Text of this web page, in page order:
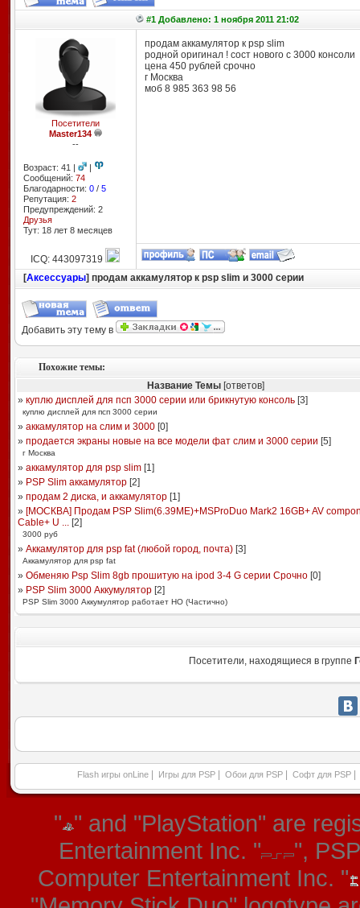
#1 Добавлено: 1 ноября 2011 21:02
Посетители
Master134
--
Возраст: 41 |
|
Сообщений: 74
Благодарности: 0/ 5
Репутация: 2
Предупреждений: 2
Друзья
Тут: 18 лет 8 месяцев
продам аккамулятор к psp slim
родной оригинал ! сост нового с 3000 консоли
цена 450 рублей срочно
г Москва
моб 8 985 363 98 56
ICQ: 443097319
[Аксессуары] продам аккамулятор к psp slim и 3000 серии
Добавить эту тему в
Похожие темы:
Название Темы [ответов]
» куплю дисплей для псп 3000 серии или брикнутую консоль[3]
куплю дисплей для псп 3000 серии
» аккамулятор на слим и 3000[0]
» продается экраны новые на все модели фат слим и 3000 серии [5]
г Москва
» аккамулятор для psp slim[1]
» PSP Slim аккамулятор[2]
» продам 2 диска, и аккамулятор[1]
» [МОСКВА] Продам PSP Slim(6.39ME)+МSProDuo Mark2 16GB+ AV
Cable+ U ...[2]
3000 руб
» Аккамулятор для psp fat (любой город, почта)[3]
Аккамулятор для psp fat
» Обменяю Psp Slim 8gb прошитую на ipod 3-4 G серии Срочно[0]
» PSP Slim 3000 Аккумулятор[2]
PSP Slim 3000 Аккумулятор работает НО (Частично)
Посетители, находящиеся в группе
Flash игры onLine Игры для PSP Обои для PSP Софт для PSP
" " and "PlayStation" are
Entertainment Inc. "
",
Computer Entertainment Inc. "